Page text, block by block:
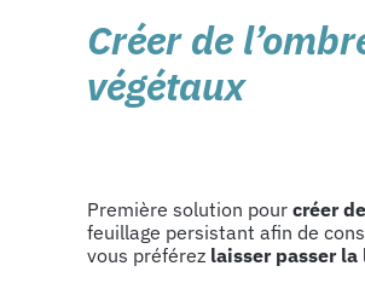
Créer de
végétaux
Première solution pour créer
feuillage persistant afin de
vous préférez laisser passer